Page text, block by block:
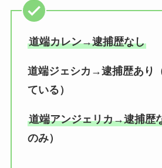
道端カレン→逮捕歴なし
道端ジェシカ→逮捕歴あり
ている）
道端アンジェリカ→逮捕歴
のみ）